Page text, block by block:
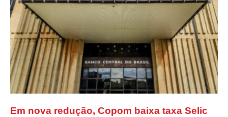
Em nova redução, Copom baixa taxa Selic